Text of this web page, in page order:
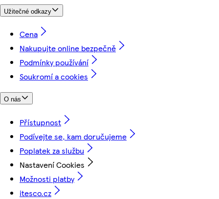
Užitečné odkazy
Cena
Nakupujte online bezpečně
Podmínky používání
Soukromí a cookies
O nás
Přístupnost
Podívejte se, kam doručujeme
Poplatek za službu
Nastavení Cookies
Možnosti platby
itesco.cz